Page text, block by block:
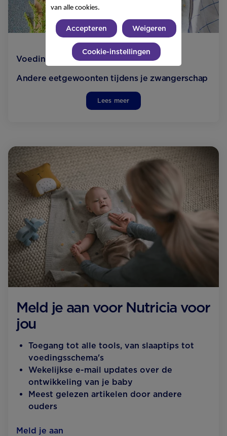
Voeding
Andere eetgewoonten tijdens je zwangerschap
Lees meer
Meld je aan voor Nutricia voor
jou
Toegang tot alle tools, van slaaptips tot
voedingsschema's
Wekelijkse e-mail updates over de
ontwikkeling van je baby
Meest gelezen artikelen door andere
ouders
Meld je aan
van alle cookies.
Accepteren Weigeren
Cookie-instellingen